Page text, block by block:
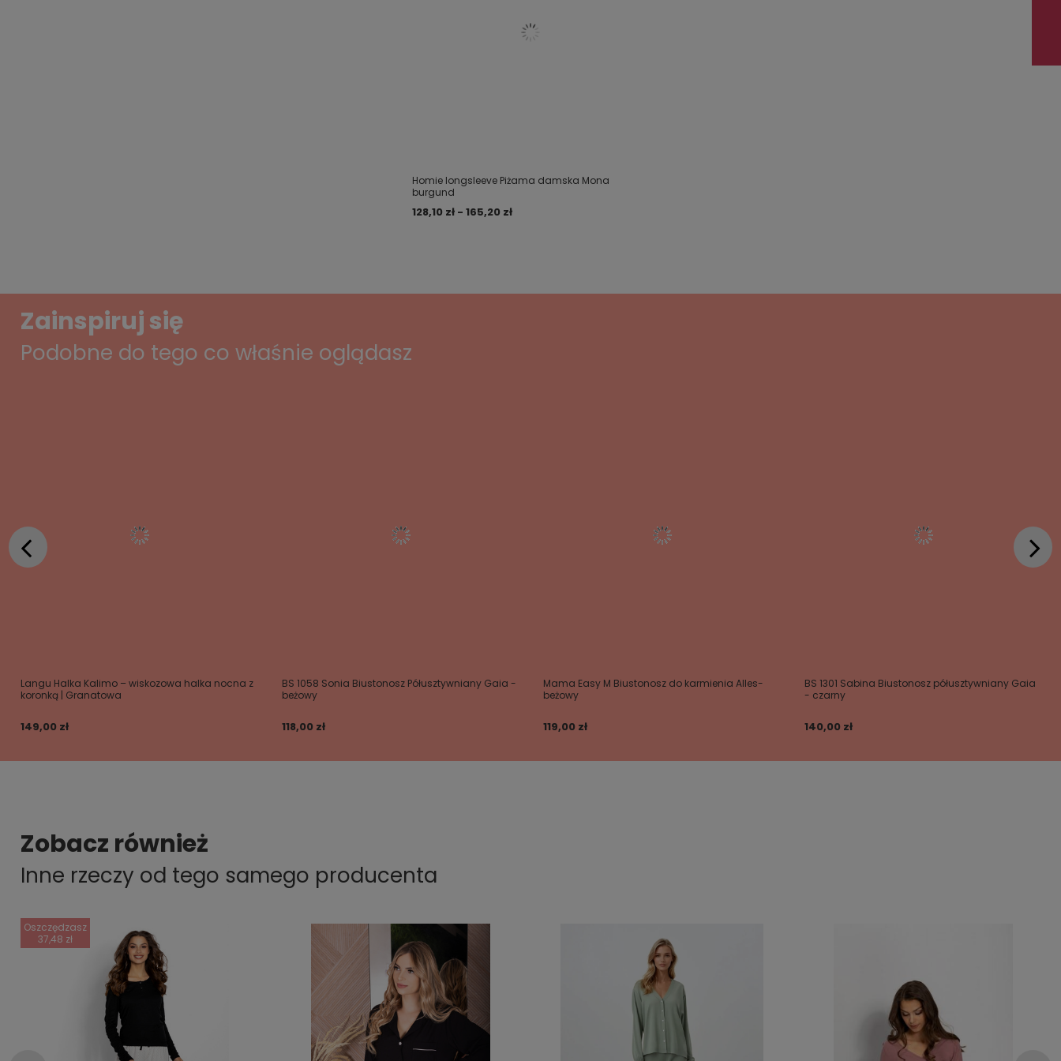
Homie longsleeve Piżama damska Mona
burgund
128,10 zł - 165,20 zł
Zainspiruj się
Podobne do tego co właśnie oglądasz
Langu Halka Kalimo – wiskozowa halka nocna z
koronką | Granatowa
149,00 zł
BS 1058 Sonia Biustonosz Półusztywniany Gaia -
beżowy
118,00 zł
Mama Easy M Biustonosz do karmienia Alles-
beżowy
119,00 zł
BS 1301 Sabina Biustonosz półusztywniany Gaia
- czarny
140,00 zł
Zobacz również
Inne rzeczy od tego samego producenta
Oszczędzasz
37,48 zł